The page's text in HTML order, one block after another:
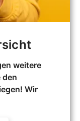
weitere
den
Wir